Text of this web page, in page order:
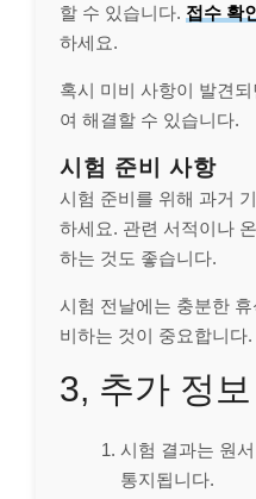
할 수 있습니다. 접수 확
하세요.
혹시 미비 사항이 발견
여 해결할 수 있습니다.
시험 준비 사항
시험 준비를 위해 과거
하세요. 관련 서적이나
하는 것도 좋습니다.
시험 전날에는 충분한
비하는 것이 중요합니다.
3, 추가 정보
시험 결과는 원
통지됩니다.